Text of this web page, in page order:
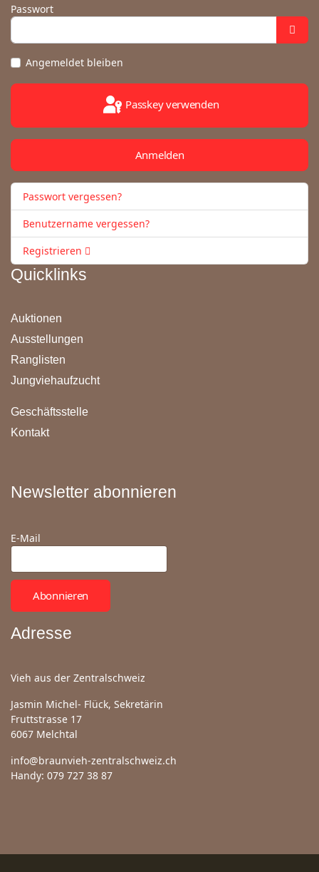
Adresse
Vieh aus der Zentralschweiz
Jasmin Michel- Flück, Sekretärin
Fruttstrasse 17
6067 Melchtal
info@braunvieh-zentralschweiz.ch
Handy: 079 727 38 87
Newsletter abonnieren
E-Mail
Abonnieren
Quicklinks
Auktionen
Ausstellungen
Ranglisten
Jungviehaufzucht
Geschäftsstelle
Kontakt
Passwort
Angemeldet bleiben
Passkey verwenden
Anmelden
Passwort vergessen?
Benutzername vergessen?
Registrieren